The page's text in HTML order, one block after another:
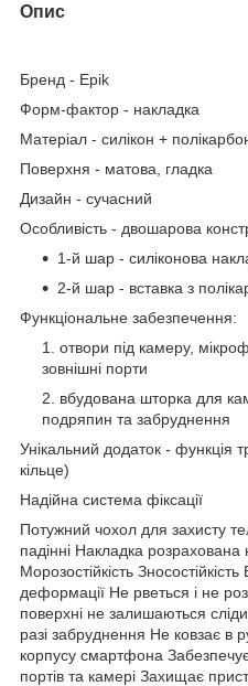
Опис
Бренд - Epik
Форм-фактор - накладка
Матеріал - силікон +
Поверхня - матова, гладка
Дизайн - сучасний
Особливість - двошарова
1-й шар - силіконова
2-й шар - вставка з
Функціональне забезпечення:
отвори під камеру,
зовнішні порти
вбудована шторка для
подряпин та забруднення
Унікальний додаток - функція
кільце)
Надійна система фіксації
Потужний чохол для захисту
падінні Накладка розрахована
Морозостійкість Зносостійкість
деформації Не рветься і не
поверхні не залишаються сліди
разі забруднення Не ковзає в
корпусу смартфона
портів та камері Захищає